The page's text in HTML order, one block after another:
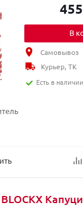
В
Самовывоз
Курьер, ТК
Есть в наличии